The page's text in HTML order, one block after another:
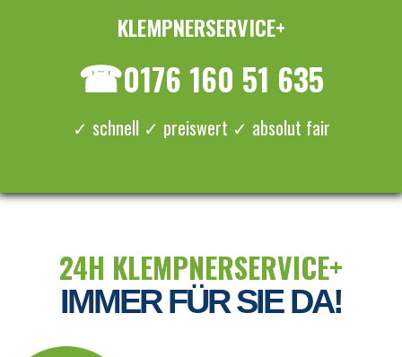
KLEMPNERSERVICE+
☎0176 160 51 635
✓ schnell ✓ preiswert ✓ absolut fair
24H KLEMPNERSERVICE+
IMMER FÜR SIE DA!